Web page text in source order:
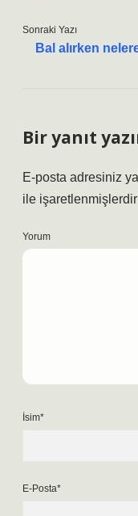
Sonraki Yazı
Bal alırken
Bir yanıt
E-posta adresiniz
ile işaretlenmişlerdir
Yorum
İsim*
E-Posta*